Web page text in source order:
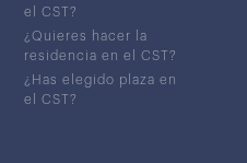
el CST?
¿Quieres hacer la
residencia en el CST?
¿Has elegido plaza en
el CST?